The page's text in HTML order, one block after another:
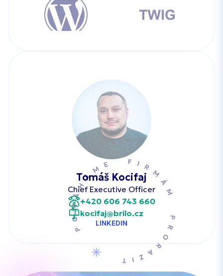
Tomáš Kocifaj
Chief Executive Officer
+420 606 743 660
kocifaj@brilo.cz
LINKEDIN